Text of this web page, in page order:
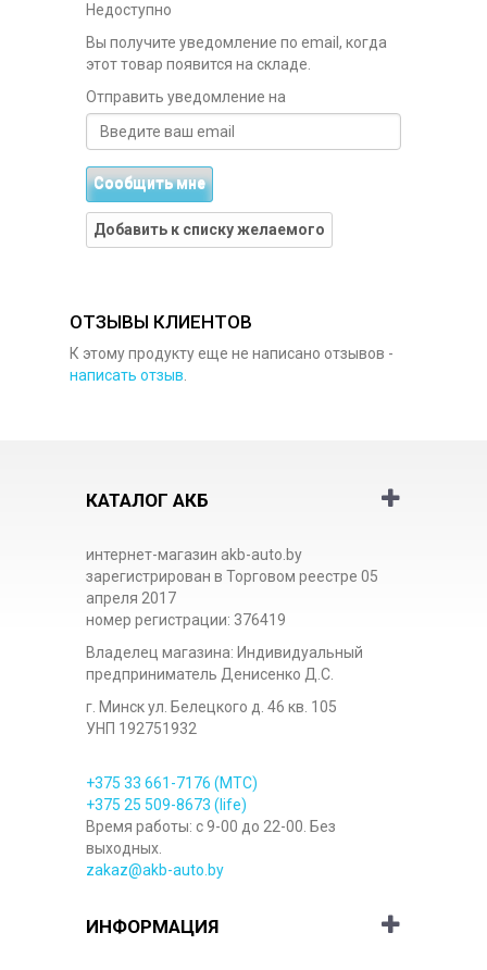
Недоступно
Вы получите уведомление по email, когда
этот товар появится на складе.
Отправить уведомление на
Сообщить мне
Добавить к списку желаемого
ОТЗЫВЫ КЛИЕНТОВ
К этому продукту еще не написано отзывов -
написать отзыв.
КАТАЛОГ АКБ
интернет-магазин akb-auto.by
зарегистрирован в Торговом реестре 05
апреля 2017
номер регистрации: 376419
Владелец магазина: Индивидуальный
предприниматель Денисенко Д.С.
г. Минск ул. Белецкого д. 46 кв. 105
УНП 192751932
+375 33 661-7176 (МТС)
+375 25 509-8673 (life)
Время работы: с 9-00 до 22-00. Без
выходных.
zakaz@akb-auto.by
ИНФОРМАЦИЯ